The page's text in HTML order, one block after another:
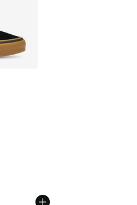
5 étoiles], 9 commentaires
est passé de $90.00 à